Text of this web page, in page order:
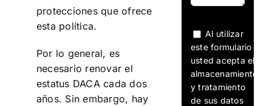
protecciones que ofrece
esta política.
Por lo general, es
necesario renovar el
estatus DACA cada dos
años. Sin embargo, hay
Al utilizar
este formulario
usted acepta el
almacenamiento
y tratamiento
de sus datos